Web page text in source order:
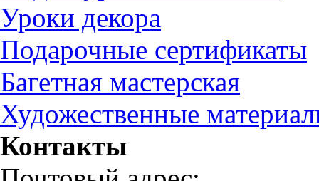
Уроки декора
Подарочные сертификаты
Багетная мастерская
Художественные
Контакты